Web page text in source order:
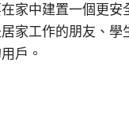
家中建置一個更安
家工作的朋友、學
戶。